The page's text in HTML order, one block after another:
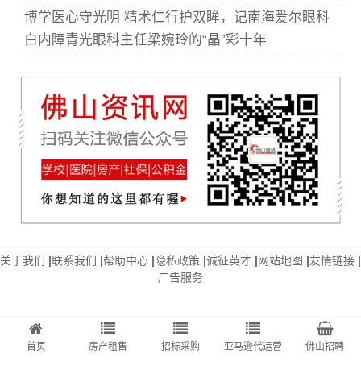
博学医心守光明 精术仁行护双眸，记南海爱尔眼科
白内障青光眼科主任梁婉玲的“晶”彩十年
首页 房产租售 招标采购 亚马逊代运营 佛山招聘
关于我们 |联系我们 |帮助中心 |隐私政策 |诚征英才 |网站地图 |友情链接 |
广告服务